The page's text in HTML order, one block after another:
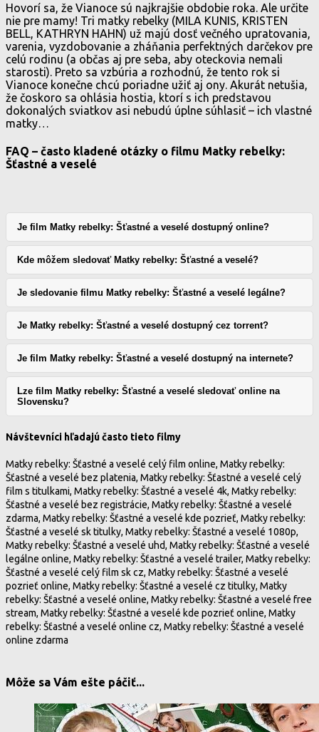
Hovorí sa, že Vianoce sú najkrajšie obdobie roka. Ale určite
nie pre mamy! Tri matky rebelky (MILA KUNIS, KRISTEN
BELL, KATHRYN HAHN) už majú dosť večného upratovania,
varenia, vyzdobovanie a zháňania perfektných darčekov pre
celú rodinu (a občas aj pre seba, aby oteckovia nemali
starosti). Preto sa vzbúria a rozhodnú, že tento rok si
Vianoce konečne chcú poriadne užiť aj ony. Akurát netušia,
že čoskoro sa ohlásia hostia, ktorí s ich predstavou
dokonalých sviatkov asi nebudú úplne súhlasiť – ich vlastné
matky…
FAQ – často kladené otázky o filmu Matky rebelky:
Šťastné a veselé
Je film Matky rebelky: Šťastné a veselé dostupný online?
Kde môžem sledovať Matky rebelky: Šťastné a veselé?
Je sledovanie filmu Matky rebelky: Šťastné a veselé legálne?
Je Matky rebelky: Šťastné a veselé dostupný cez torrent?
Je film Matky rebelky: Šťastné a veselé dostupný na internete?
Lze film Matky rebelky: Šťastné a veselé sledovať online na
Slovensku?
Návštevníci hľadajú často tieto filmy
Matky rebelky: Šťastné a veselé celý film online, Matky rebelky:
Šťastné a veselé bez platenia, Matky rebelky: Šťastné a veselé celý
film s titulkami, Matky rebelky: Šťastné a veselé 4k, Matky rebelky:
Šťastné a veselé bez registrácie, Matky rebelky: Šťastné a veselé
zdarma, Matky rebelky: Šťastné a veselé kde pozrieť, Matky rebelky:
Šťastné a veselé sk titulky, Matky rebelky: Šťastné a veselé 1080p,
Matky rebelky: Šťastné a veselé uhd, Matky rebelky: Šťastné a veselé
legálne online, Matky rebelky: Šťastné a veselé trailer, Matky rebelky:
Šťastné a veselé celý film sk cz, Matky rebelky: Šťastné a veselé
pozrieť online, Matky rebelky: Šťastné a veselé cz titulky, Matky
rebelky: Šťastné a veselé online, Matky rebelky: Šťastné a veselé free
stream, Matky rebelky: Šťastné a veselé kde pozrieť online, Matky
rebelky: Šťastné a veselé online cz, Matky rebelky: Šťastné a veselé
online zdarma
Môže sa Vám ešte páčiť...